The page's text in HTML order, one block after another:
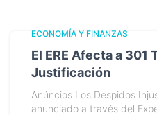
ECONOMÍA Y FINANZAS
El ERE Afecta a 301
Justificación
Anúncios Los Despidos
anunciado a través del